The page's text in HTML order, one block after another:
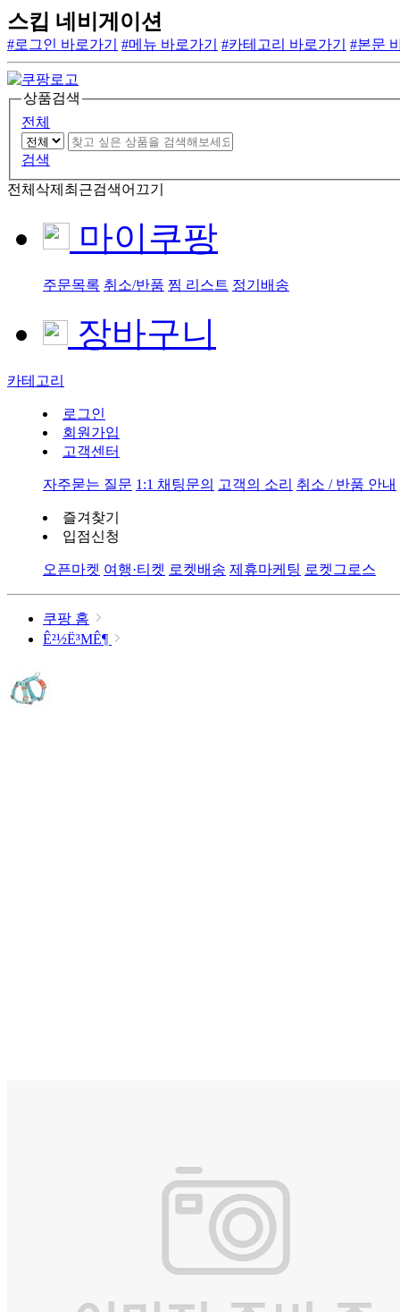
스킵 네비게이션
#로그인 바로가기 #메뉴 바로가기 #카테고리 바로가기 #본문
상품검색
전체
검색
전체삭제 최근검색어끄기
마이쿠팡
주문목록 취소/반품 찜 리스트 정기배송
장바구니
카테고리
로그인
회원가입
고객센터
자주묻는 질문 1:1 채팅문의 고객의 소리 취소 / 반품 안내
즐겨찾기
입점신청
오픈마켓 여행·티켓 로켓배송 제휴마케팅 로켓그로스
쿠팡 홈
Ê²½Ë³ΜÊ¶